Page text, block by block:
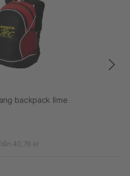
backpack lime
40,76 kr